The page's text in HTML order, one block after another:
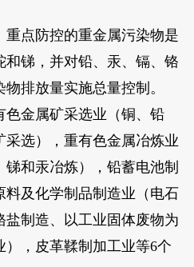
点防控的重金属污染物是
锑，并对铅、汞、镉、铬
排放量实施总量控制。
金属矿采选业（铜、铅
选），重有色金属冶炼业
锑和汞冶炼），铅蓄电池制
料及化学制品制造业（电石
制造、以工业固体废物为
），皮革鞣制加工业等6个